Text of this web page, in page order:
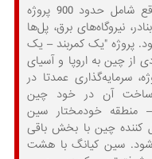
پروژه "یک کمربند – یک جاده"، در واقع شامل حدود 900 پروژه
نیروگاه‌های برق، پل‌ها
جهان می‌شود. پروژه "یک کمربند – یک
از چین به اروپا و آسیای
سرمایه‌گذاری عمدتا در
آن در خود چین
منطقه خودمختار سین
کننده چین با بخش باقی
می‌شود. سین کیانگ با هشت